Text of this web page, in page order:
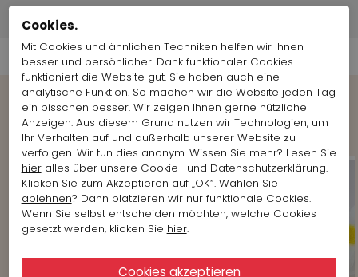
Versandinformationen
Shop the Look
Cookies.
Mit Cookies und ähnlichen Techniken helfen wir Ihnen
besser und persönlicher. Dank funktionaler Cookies
funktioniert die Website gut. Sie haben auch eine
analytische Funktion. So machen wir die Website jeden Tag
ein bisschen besser. Wir zeigen Ihnen gerne nützliche
Anzeigen. Aus diesem Grund nutzen wir Technologien, um
Ihr Verhalten auf und außerhalb unserer Website zu
verfolgen. Wir tun dies anonym. Wissen Sie mehr? Lesen Sie
hieralles über unsere Cookie- und Datenschutzerklärung.
Klicken Sie zum Akzeptieren auf „OK“. Wählen Sie
ablehnen? Dann platzieren wir nur funktionale Cookies.
Wenn Sie selbst entscheiden möchten, welche Cookies
gesetzt werden, klicken Sie hier.